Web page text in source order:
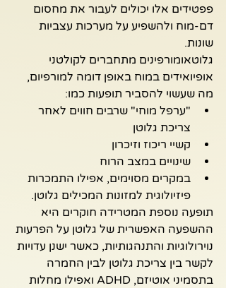
פפטידים אלו יכולים לעבור את מחסום
דם-מוח ולהשפיע על מערכות עצביות
שונות.
גלוטאומורפינים מתחברים לקולטני
אופיואידים במוח באופן דומה למורפיום,
מה שעשוי להסביר תופעות כמו:
"ערפל מוחי" שרבים חווים לאחר
צריכת גלוטן
קשיי ריכוז וזיכרון
שינויים במצב הרוח
במקרים מסוימים, אפילו התמכרות
פיזיולוגית למזונות המכילים גלוטן.
תופעה נוספת המטרידה חוקרים היא
ההשפעה האפשרית של גלוטן על הפרעות
נוירולוגיות והתנהגותיות, כאשר ישנן עדויות
לקשר בין צריכת גלוטן לבין החמרה
בתסמיני אוטיזם, ADHD ואפילו מחלות